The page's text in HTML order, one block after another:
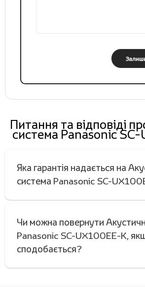
Питання та відповіді
система Panasonic
Яка гарантія надається на
система Panasonic SC-
Чи можна повернути
Panasonic SC-UX100EE-K,
сподобається?